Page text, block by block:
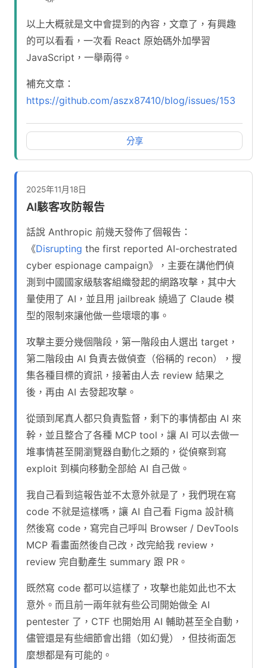
以上大概就是文中會提到的內容，文章了，有興趣
的可以看看，一次看 React 原始碼外加學習
JavaScript，一舉兩得。
補充文章：
https://github.com/aszx87410/blog/issues/153
分享
2025年11月18日
AI駭客攻防報告
話說 Anthropic 前幾天發佈了個報告：
《Disrupting the first reported AI-orchestrated
cyber espionage campaign》，主要在講他們偵
測到中國國家級駭客組織發起的網路攻擊，其中大
量使用了 AI，並且用 jailbreak 繞過了 Claude 模
型的限制來讓他做一些壞壞的事。
攻擊主要分幾個階段，第一階段由人選出 target，
第二階段由 AI 負責去做偵查（俗稱的 recon），搜
集各種目標的資訊，接著由人去 review 結果之
後，再由 AI 去發起攻擊。
從頭到尾真人都只負責監督，剩下的事情都由 AI 來
幹，並且整合了各種 MCP tool，讓 AI 可以去做一
堆事情甚至開瀏覽器自動化之類的，從偵察到寫
exploit 到橫向移動全部給 AI 自己做。
我自己看到這報告並不太意外就是了，我們現在寫
code 不就是這樣嗎，讓 AI 自己看 Figma 設計稿
然後寫 code，寫完自己呼叫 Browser / DevTools
MCP 看畫面然後自己改，改完給我 review，
review 完自動產生 summary 跟 PR。
既然寫 code 都可以這樣了，攻擊也能如此也不太
意外。而且前一兩年就有些公司開始做全 AI
pentester 了，CTF 也開始用 AI 輔助甚至全自動，
儘管還是有些細節會出錯（如幻覺），但技術面怎
麼想都是有可能的。